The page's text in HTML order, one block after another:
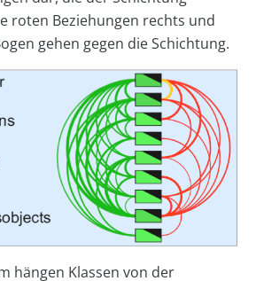
roten Beziehungen rechts und
gehen gegen die Schichtung.
hängen Klassen von der